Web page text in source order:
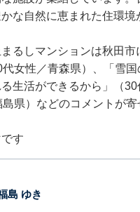
な自然に恵まれた住環境
るしマンションは秋田
女性／青森県）、「雪
生活ができるから」（
県）などのコメントが寄
す
島 ゆき